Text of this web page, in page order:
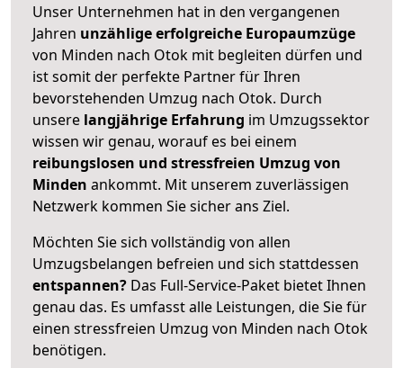
Unser Unternehmen hat in den vergangenen
Jahren unzählige erfolgreiche Europaumzüge
von Minden nach Otok mit begleiten dürfen und
ist somit der perfekte Partner für Ihren
bevorstehenden Umzug nach Otok. Durch
unsere langjährige Erfahrung im Umzugssektor
wissen wir genau, worauf es bei einem
reibungslosen und stressfreien Umzug von
Minden ankommt. Mit unserem zuverlässigen
Netzwerk kommen Sie sicher ans Ziel.
Möchten Sie sich vollständig von allen
Umzugsbelangen befreien und sich stattdessen
entspannen? Das Full-Service-Paket bietet Ihnen
genau das. Es umfasst alle Leistungen, die Sie für
einen stressfreien Umzug von Minden nach Otok
benötigen.